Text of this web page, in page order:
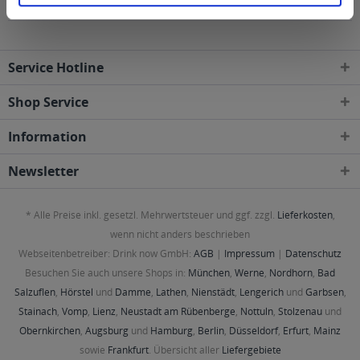
Service Hotline
Shop Service
Information
Newsletter
* Alle Preise inkl. gesetzl. Mehrwertsteuer und ggf. zzgl. Lieferkosten,
wenn nicht anders beschrieben
Webseitenbetreiber: Drink now GmbH: AGB | Impressum | Datenschutz
Besuchen Sie auch unsere Shops in: München, Werne, Nordhorn, Bad
Salzuflen, Hörstel und Damme, Lathen, Nienstädt, Lengerichund Garbsen,
Stainach, Vomp, Lienz, Neustadt am Rübenberge, Nottuln, Stolzenau und
Obernkirchen, Augsburg und Hamburg, Berlin, Düsseldorf, Erfurt, Mainz
sowie Frankfurt. Übersicht aller Liefergebiete